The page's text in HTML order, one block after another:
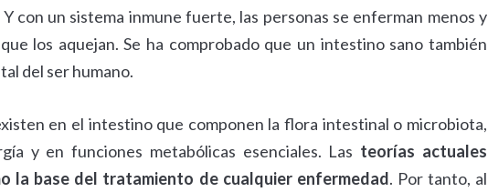
Y con un sistema inmune fuerte, las personas se enferman menos y
los aquejan. Se ha comprobado que un intestino sano también
del ser humano.
en el intestino que componen la flora intestinal o microbiota,
y en funciones metabólicas esenciales. Las teorías actuales
la base del tratamiento de cualquier enfermedad. Por tanto, al